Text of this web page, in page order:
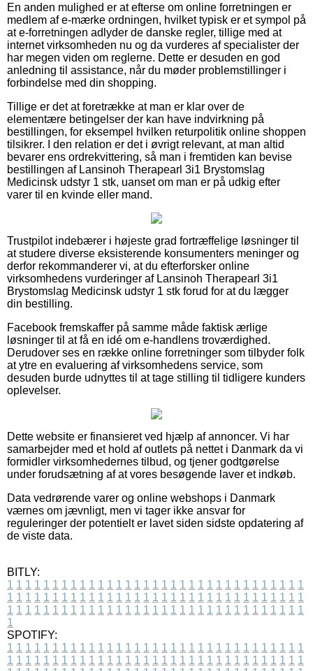
En anden mulighed er at efterse om online forretningen er
medlem af e-mærke ordningen, hvilket typisk er et sympol på
at e-forretningen adlyder de danske regler, tillige med at
internet virksomheden nu og da vurderes af specialister der
har megen viden om reglerne. Dette er desuden en god
anledning til assistance, når du møder problemstillinger i
forbindelse med din shopping.
Tillige er det at foretrække at man er klar over de
elementære betingelser der kan have indvirkning på
bestillingen, for eksempel hvilken returpolitik online shoppen
tilsikrer. I den relation er det i øvrigt relevant, at man altid
bevarer ens ordrekvittering, så man i fremtiden kan bevise
bestillingen af Lansinoh Therapearl 3i1 Brystomslag
Medicinsk udstyr 1 stk, uanset om man er på udkig efter
varer til en kvinde eller mand.
Trustpilot indebærer i højeste grad fortræffelige løsninger til
at studere diverse eksisterende konsumenters meninger og
derfor rekommanderer vi, at du efterforsker online
virksomhedens vurderinger af Lansinoh Therapearl 3i1
Brystomslag Medicinsk udstyr 1 stk forud for at du lægger
din bestilling.
Facebook fremskaffer på samme måde faktisk ærlige
løsninger til at få en idé om e-handlens troværdighed.
Derudover ses en række online forretninger som tilbyder folk
at ytre en evaluering af virksomhedens service, som
desuden burde udnyttes til at tage stilling til tidligere kunders
oplevelser.
Dette website er finansieret ved hjælp af annoncer. Vi har
samarbejder med et hold af outlets på nettet i Danmark da vi
formidler virksomhedernes tilbud, og tjener godtgørelse
under forudsætning af at vores besøgende laver et indkøb.
Data vedrørende varer og online webshops i Danmark
værnes om jævnligt, men vi tager ikke ansvar for
reguleringer der potentielt er lavet siden sidste opdatering af
de viste data.
BITLY:
1 1 1 1 1 1 1 1 1 1 1 1 1 1 1 1 1 1 1 1 1 1 1 1 1 1 1 1 1 1 1 1 1
1 1 1 1 1 1 1 1 1 1 1 1 1 1 1 1 1 1 1 1 1 1 1 1 1 1 1 1 1 1 1 1 1
1 1 1 1 1 1 1 1 1 1 1 1 1 1 1 1 1 1 1 1 1 1 1 1 1 1 1 1 1 1 1 1 1
1
SPOTIFY:
1 1 1 1 1 1 1 1 1 1 1 1 1 1 1 1 1 1 1 1 1 1 1 1 1 1 1 1 1 1 1 1 1
1 1 1 1 1 1 1 1 1 1 1 1 1 1 1 1 1 1 1 1 1 1 1 1 1 1 1 1 1 1 1 1 1